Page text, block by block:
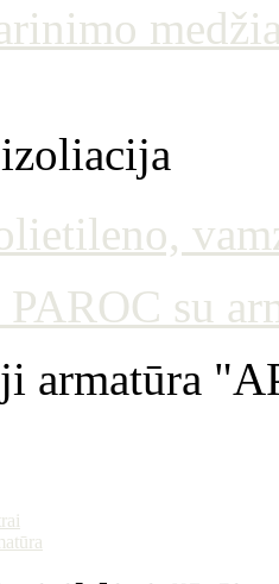
PAROC su
armatūra